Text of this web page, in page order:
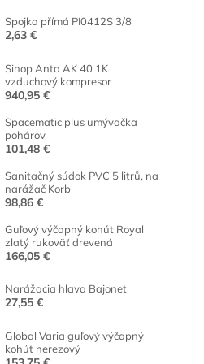
Spojka přímá PI0412S 3/8
2,63 €
Sinop Anta AK 40 1K
vzduchový kompresor
940,95 €
Spacematic plus umývačka
pohárov
101,48 €
Sanitačný súdok PVC 5 litrů, na
narážač Korb
98,86 €
Guľový výčapný kohút Royal
zlatý rukoväť drevená
166,05 €
Narážacia hlava Bajonet
27,55 €
Global Varia guľový výčapný
kohút nerezový